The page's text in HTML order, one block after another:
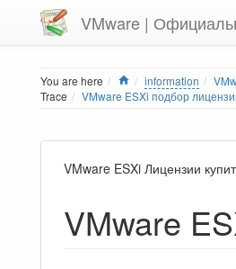
VMware |
You are here Home
information
Trace
VMware ESXi подбор
VMware ESXi Лицензии
VMware